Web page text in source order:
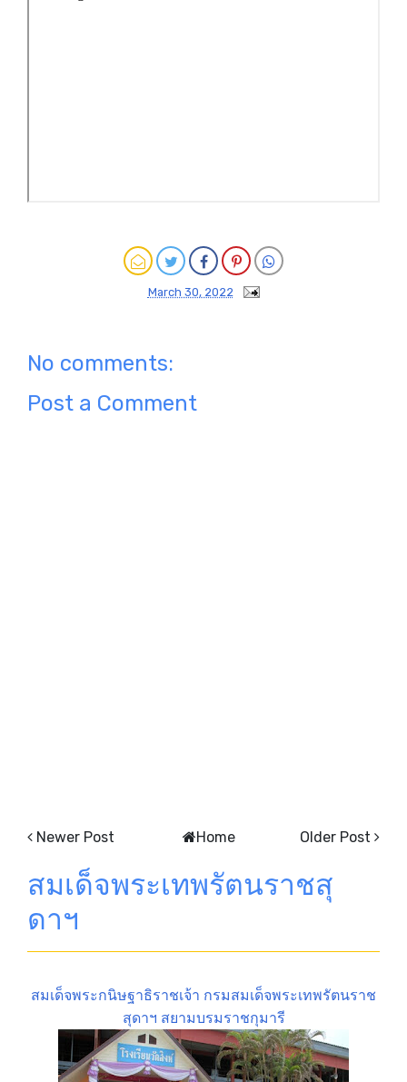
March 30, 2022
No comments:
Post a Comment
Newer Post Older Post
Home
สมเด็จพระเทพรัตนราชสุ
ดาฯ
สมเด็จพระกนิษฐาธิราชเจ้า กรมสมเด็จพระเทพรัตนราช
สุดาฯ สยามบรมราชกุมารี